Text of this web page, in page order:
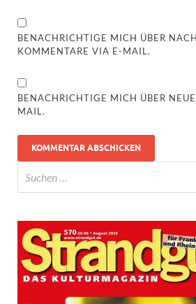
BENACHRICHTIGE MICH ÜBER
KOMMENTARE VIA E-MAIL.
BENACHRICHTIGE MICH ÜBER
MAIL.